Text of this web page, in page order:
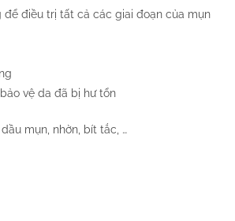
để điều trị tất cả các giai đoạn của mụn
vệ da đã bị hư tổn
dầu mụn, nhờn, bít tắc, …